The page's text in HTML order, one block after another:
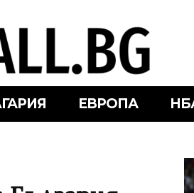
ЕВРОПА